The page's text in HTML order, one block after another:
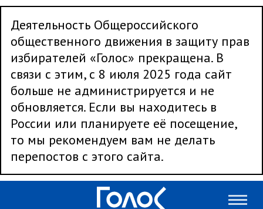
Деятельность Общероссийского
общественного движения в защиту прав
избирателей «Голос» прекращена. В
связи с этим, с 8 июля 2025 года сайт
больше не администрируется и не
обновляется. Если вы находитесь в
России или планируете её посещение,
то мы рекомендуем вам не делать
перепостов с этого сайта.